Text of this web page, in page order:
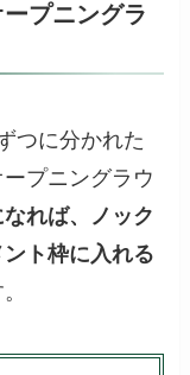
プニングラ
つに分かれた
プニングラウ
なれば、ノック
ト枠に入れる